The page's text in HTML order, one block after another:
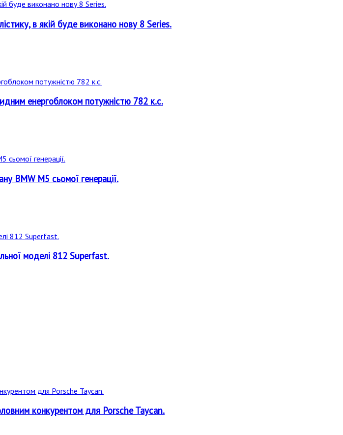
в якій буде виконано нову 8 Series.
енергоблоком потужністю 782 к.с.
BMW M5 сьомої генерації.
моделі 812 Superfast.
конкурентом для Porsche Taycan.